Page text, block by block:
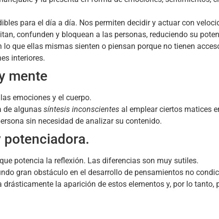
para el día a día. Nos permiten decidir y actuar con
confunden y bloquean a las personas, reduciendo su
que ellas mismas sienten o piensan porque no tienen
interiores.
mente
emociones y el cuerpo.
de algunas síntesis inconscientes al emplear ciertos matices
sin necesidad de analizar su contenido.
potencia la reflexión. Las diferencias son muy sutiles.
gran obstáculo en el desarrollo de pensamientos no
la aparición de estos elementos y, por lo